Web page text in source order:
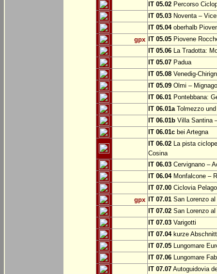
IT 05.02 Percorso
IT 05.03 Noventa –
IT 05.04oberhalb
gpx
IT 05.05 Piovene
IT 05.06 La Tradotta:
IT 05.07 Padua
IT 05.08 Venedig-
IT 05.09 Olmi –
IT 06.01 Pontebbana:
IT 06.01aTolmezzo
IT 06.01b Villa Santina
IT 06.01c bei Artegna
IT 06.02 La pista
Cosina
IT 06.03 Cervignano –
IT 06.04Monfalcone –
IT 07.00 Ciclovia
gpx
IT 07.01 San Lorenzo
IT 07.02 San Lorenzo
IT 07.03 Varigotti
IT 07.04kurze
IT 07.05 Lungomare
IT 07.06 Lungomare
IT 07.07 Autoguidovia